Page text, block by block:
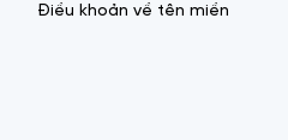
Điều khoản về tên miền